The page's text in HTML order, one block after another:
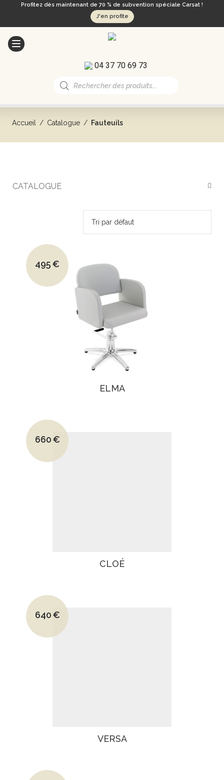
Profitez dès maintenant de 70 % de subvention spéciale Carsat !
J'en profite
04 37 70 69 73
Recherche
de
Accueil / Catalogue / Fauteuils
CATALOGUE
Le prix initial était : 700€.
495€
Le prix actuel est : 495€.
ELMA
Le prix initial était : 915€.
660€
Le prix actuel est : 660€.
CLOÉ
Le prix initial était : 945€.
640€
Le prix actuel est : 640€.
VERSA
Le prix initial était : 790€.